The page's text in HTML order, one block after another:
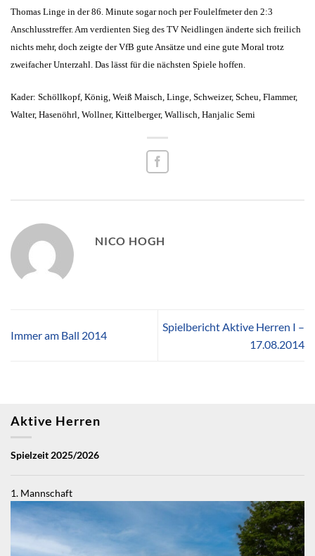
Thomas Linge in der 86. Minute sogar noch per Foulelfmeter den 2:3
Anschlusstreffer. Am verdienten Sieg des TV Neidlingen änderte sich freilich
nichts mehr, doch zeigte der VfB gute Ansätze und eine gute Moral trotz
zweifacher Unterzahl. Das lässt für die nächsten Spiele hoffen.
Kader: Schöllkopf, König, Weiß Maisch, Linge, Schweizer, Scheu, Flammer,
Walter, Hasenöhrl, Wollner, Kittelberger, Wallisch, Hanjalic Semi
NICO HOGH
Immer am Ball 2014
Spielbericht Aktive Herren I –
17.08.2014
Aktive Herren
Spielzeit 2025/2026
1. Mannschaft